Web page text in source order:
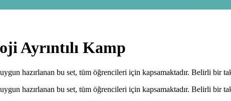
Ayrıntılı Kamp
hazırlanan bu set, tüm öğrencileri için kapsamaktadır. Belirli bir
hazırlanan bu set, tüm öğrencileri için kapsamaktadır. Belirli bir